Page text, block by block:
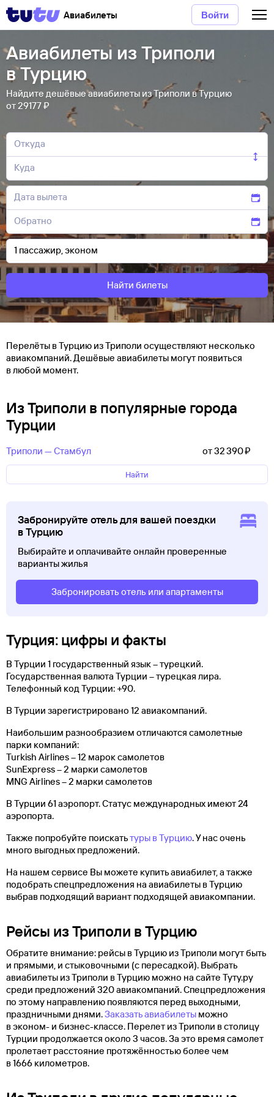
Авиабилеты Войти
Авиабилеты из Триполи
в Турцию
Найдите дешёвые авиабилеты из Триполи в Турцию
от 29177 ₽
Найти билеты
Перелёты в Турцию из Триполи осуществляют несколько
авиакомпаний. Дешёвые авиабилеты могут появиться
в любой момент.
Из Триполи в популярные города
Турции
Триполи — Стамбул от 32 ⁠390 ⁠₽
Найти
Забронируйте отель для вашей поездки
в Турцию
Выбирайте и оплачивайте онлайн проверенные
варианты жилья
Забронировать отель или апартаменты
Турция: цифры и факты
В Турции 1 государственный язык – турецкий.
Государственная валюта Турции – турецкая лира.
Телефонный код Турции: +90.
В Турции зарегистрировано 12 авиакомпаний.
Наибольшим разнообразием отличаются самолетные
парки компаний:
Turkish Airlines – 12 марок самолетов
SunExpress – 2 марки самолетов
MNG Airlines – 2 марки самолетов
В Турции 61 аэропорт. Статус международных имеют 24
аэропорта.
Также попробуйте поискатьтуры в Турцию. У нас очень
много выгодных предложений.
На нашем сервисе Вы можете купить авиабилет, а также
подобрать спецпредложения на авиабилеты в Турцию
выбрав подходящий вариант подходящей авиакомпании.
Рейсы из Триполи в Турцию
Обратите внимание: рейсы в Турцию из Триполи могут быть
и прямыми, и стыковочными (с пересадкой). Выбрать
авиабилеты из Триполи в Турцию можно на сайте Туту.ру
среди предложений 320 авиакомпаний. Спецпредложения
по этому направлению появляются перед выходными,
праздничными днями.Заказать авиабилеты можно
в эконом- и бизнес-классе. Перелет из Триполи в столицу
Турции продолжается около 3 часов. За это время самолет
пролетает расстояние протяжённостью более чем
в 1666 километров.